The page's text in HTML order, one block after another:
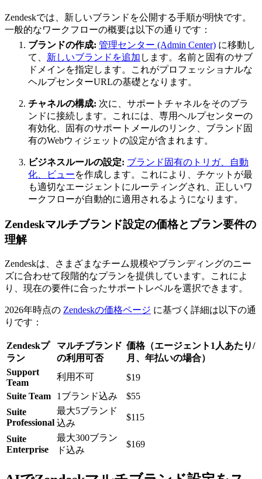
Zendeskでは、新しいブランドを公開する手順が明快です。
一般的なワークフローの概要は以下の通りです：
ブランドの作成: 管理センター (Admin Center) に移動し
て、 新しいブランドを追加 します。名前と固有のサブ
ドメインを指定します。これがプロフェッショナルな
ヘルプセンターURLの基礎となります。
チャネルの構成: 次に、サポートチャネルをそのブラ
ンドに接続します。これには、専用ヘルプセンターの
有効化、固有のサポートメールのリンク、ブランド固
有のWebウィジェットの設定が含まれます。
ビジネスルールの設定: ブランド固有のトリガ、自動
化、ビューを作成します。これにより、チケットが最
も適切なエージェントにルーティングされ、正しいワ
ークフローが自動的に適用されるようになります。
Zendeskマルチブランド設定の価格とプラン要件の
理解
Zendeskは、さまざまなチーム規模やブランディングのニー
ズに合わせて段階的なプランを提供しています。これによ
り、現在の要件に合ったサポートレベルを選択できます。
2026年時点の Zendeskの価格ページ に基づく詳細は以下の通
りです：
Zendeskプ
ラン
マルチブランド
の利用可否
価格（エージェント1人あたり/
月、年払いの場合）
Support
Team
利用不可
$19
Suite Team
1ブランド込み
$55
Suite
Professional
最大5ブランド
込み
$115
Suite
Enterprise
最大300ブラン
ド込み
$169